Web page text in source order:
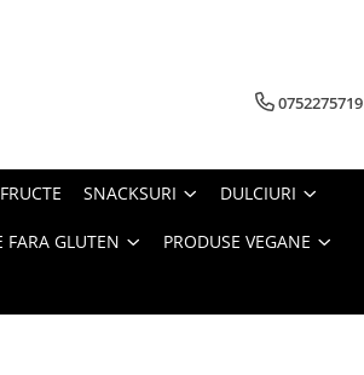
0752275719
SNACKSURI DULCIURI
FARA GLUTEN PRODUSE VEGANE